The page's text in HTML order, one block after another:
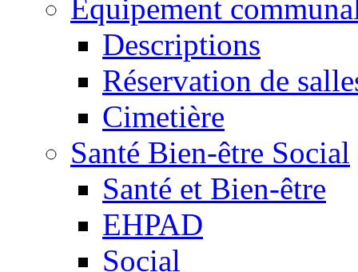
Equipement
Descriptions
Réservation de
Cimetière
Santé Bien-être Social
Santé et Bien-être
EHPAD
Social